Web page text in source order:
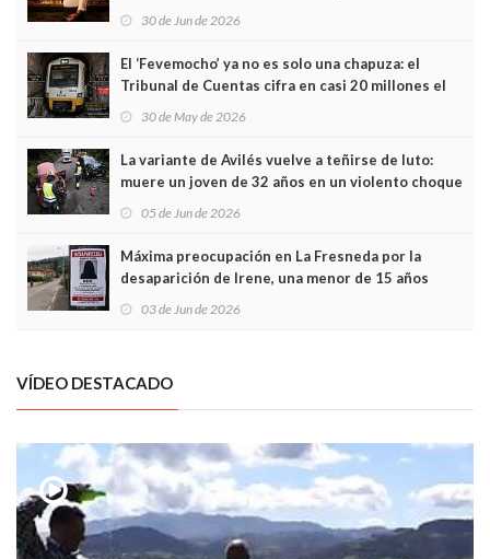
Asturias en Madrid
30 de Jun de 2026
El ‘Fevemocho’ ya no es solo una chapuza: el
Tribunal de Cuentas cifra en casi 20 millones el
sobrecoste de los trenes que no cabían por los
30 de May de 2026
La variante de Avilés vuelve a teñirse de luto:
muere un joven de 32 años en un violento choque
frontal
05 de Jun de 2026
Máxima preocupación en La Fresneda por la
desaparición de Irene, una menor de 15 años
03 de Jun de 2026
VÍDEO DESTACADO